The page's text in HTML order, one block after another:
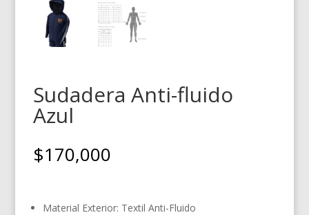
Sudadera Anti-fluido
Azul
$170,000
Material Exterior: Textil Anti-Fluido